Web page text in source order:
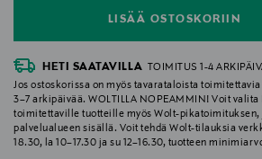
LISÄÄ OSTOSKORIIN
HETI SAATAVILLA
TOIMITUS 1-4
Jos ostoskorissa on myös tavarataloista
3–7 arkipäivää. WOLTILLA NOPEAMMIN! Voit
toimitettaville tuotteille myös Wolt-
palvelualueen sisällä. Voit tehdä Wolt-tilauksia
18.30, la 10–17.30 ja su 12–16.30, tuotteen